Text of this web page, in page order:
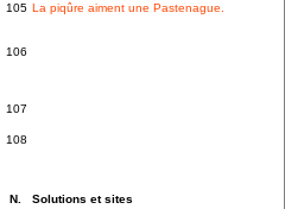
105 La piqûre aiment une Pastenague.
106
107
108
N.
Solutions et sites